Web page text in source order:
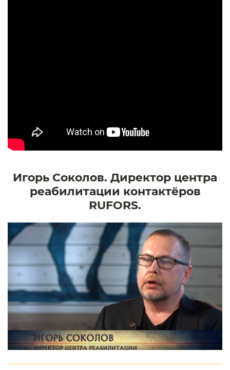
Игорь Соколов. Директор центра
реабилитации контактёров
RUFORS.